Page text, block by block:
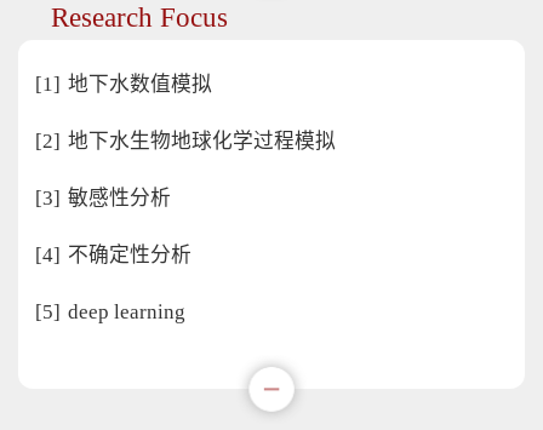
Research Focus
[1] 地下水数值模拟
[2] 地下水生物地球化学过程模拟
[3] 敏感性分析
[4] 不确定性分析
[5] deep learning